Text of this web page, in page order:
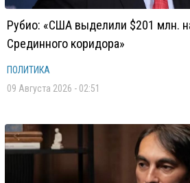
Рубио: «США выделили $201 млн.
Срединного коридора»
ПОЛИТИКА
09 Августа 2026 - 02:51